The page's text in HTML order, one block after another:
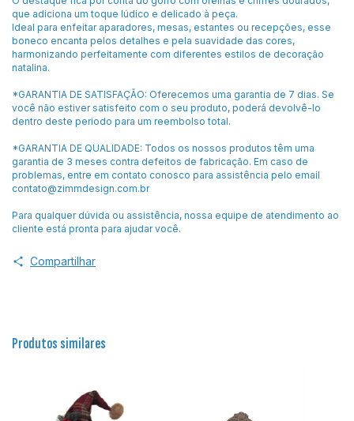
que adiciona um toque lúdico e delicado à peça.
Ideal para enfeitar aparadores, mesas, estantes ou recepções, esse
boneco encanta pelos detalhes e pela suavidade das cores,
harmonizando perfeitamente com diferentes estilos de decoração
natalina.
*GARANTIA DE SATISFAÇÃO: Oferecemos uma garantia de 7 dias. Se
você não estiver satisfeito com o seu produto, poderá devolvê-lo
dentro deste periodo para um reembolso total.
*GARANTIA DE QUALIDADE: Todos os nossos produtos têm uma
garantia de 3 meses contra defeitos de fabricação. Em caso de
problemas, entre em contato conosco para assistência pelo email
contato@zimmdesign.com.br
Para qualquer dúvida ou assistência, nossa equipe de atendimento ao
cliente está pronta para ajudar você.
Compartilhar
Produtos similares